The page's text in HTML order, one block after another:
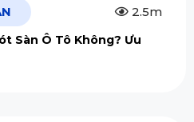
2.5m
Sàn Ô Tô Không? Ưu